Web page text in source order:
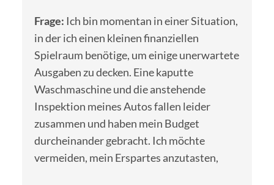
Frage: Ich bin momentan in einer Situation,
in der ich einen kleinen finanziellen
Spielraum benötige, um einige unerwartete
Ausgaben zu decken. Eine kaputte
Waschmaschine und die anstehende
Inspektion meines Autos fallen leider
zusammen und haben mein Budget
durcheinander gebracht. Ich möchte
vermeiden, mein Erspartes anzutasten,